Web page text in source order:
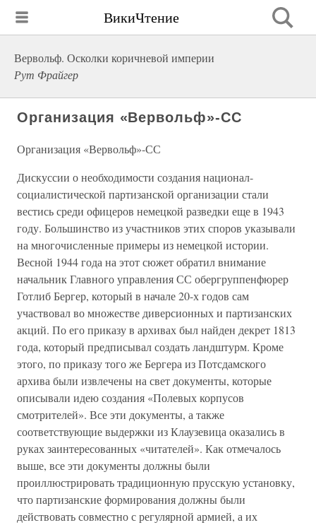
ВикиЧтение
Вервольф. Осколки коричневой империи
Рут Фрайгер
Организация «Вервольф»-СС
Организация «Вервольф»-СС
Дискуссии о необходимости создания национал-
социалистической партизанской организации стали
вестись среди офицеров немецкой разведки еще в 1943
году. Большинство из участников этих споров указывали
на многочисленные примеры из немецкой истории.
Весной 1944 года на этот сюжет обратил внимание
начальник Главного управления СС обергруппенфюрер
Готлиб Бергер, который в начале 20-х годов сам
участвовал во множестве диверсионных и партизанских
акций. По его приказу в архивах был найден декрет 1813
года, который предписывал создать ландштурм. Кроме
этого, по приказу того же Бергера из Потсдамского
архива были извлечены на свет документы, которые
описывали идею создания «Полевых корпусов
смотрителей». Все эти документы, а также
соответствующие выдержки из Клаузевица оказались в
руках заинтересованных «читателей». Как отмечалось
выше, все эти документы должны были
проиллюстрировать традиционную прусскую установку,
что партизанские формирования должны были
действовать совместно с регулярной армией, а их